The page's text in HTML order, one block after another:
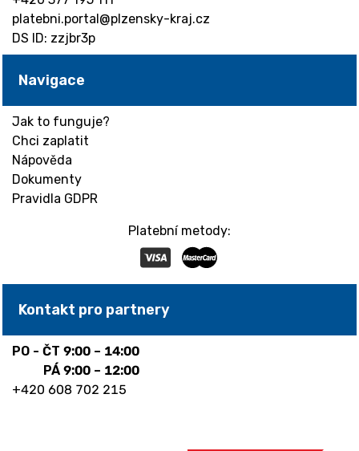
platebni.portal@plzensky-kraj.cz
DS ID: zzjbr3p
Navigace
Jak to funguje?
Chci zaplatit
Nápověda
Dokumenty
Pravidla GDPR
Platební metody:
Kontakt pro partnery
PO - ČT
PÁ
9:00 – 14:00
9:00 – 12:00
+420 608 702 215